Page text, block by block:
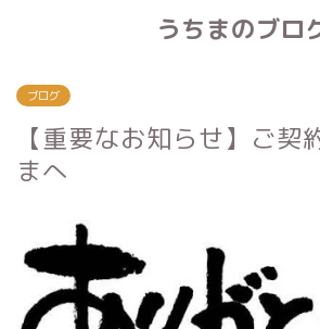
うちまのブロ
ブログ
【重要なお知らせ】ご契
まへ